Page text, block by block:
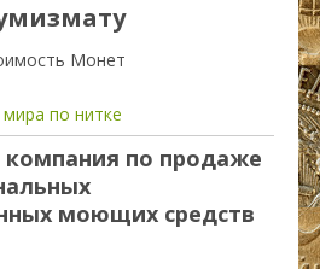
Монет
по нитке
по продаже
моющих средств